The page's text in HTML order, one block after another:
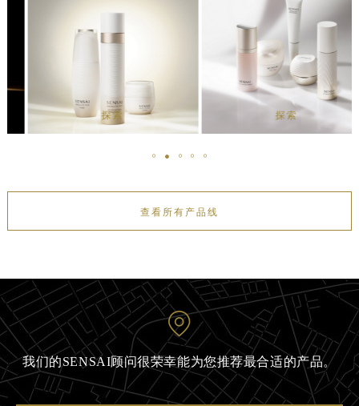
探索 探索
查看所有产品线
我们的SENSAI顾问很荣幸能为您推荐最合适的产品。